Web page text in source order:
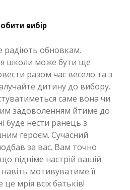
вибір
радіють обновкам.
школи може бути ще
разом час весело та з
дитину до вибору.
саме вона чи
задоволенням йтиме до
буде нести ранець з
героєм. Сучасний
за вас. Вам точно
підніме настрій вашій
мотивуватиме її
мрія всіх батьків!